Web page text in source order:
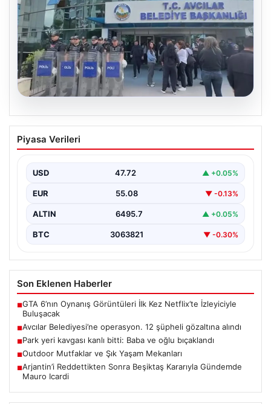
05.08.2026
Avcılar Belediyesi’ne operasyon. 12
şüpheli gözaltına alındı
12 Şüpheli Gözaltına Alındı", "content": "İstanbul'un
önemli ilçelerinden Avcılar'da…
Piyasa Verileri
USD 47.72 ▲ +0.05%
EUR 55.08 ▼ -0.13%
ALTIN 6495.7 ▲ +0.05%
BTC 3063821 ▼ -0.30%
Son Eklenen Haberler
■GTA 6’nın Oynanış Görüntüleri İlk Kez Netflix’te İzleyiciyle
Buluşacak
■Avcılar Belediyesi’ne operasyon. 12 şüpheli gözaltına alındı
■Park yeri kavgası kanlı bitti: Baba ve oğlu bıçaklandı
■Outdoor Mutfaklar ve Şık Yaşam Mekanları
■Arjantin’i Reddettikten Sonra Beşiktaş Kararıyla Gündemde
Mauro Icardi